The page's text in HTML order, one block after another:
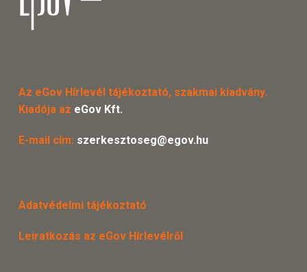
Az eGov Hírlevél tájékoztató, szakmai kiadvány.
Kiadója az eGov Kft.
E-mail cím: szerkesztoseg@egov.hu
Adatvédelmi tájékoztató
Leiratkozás az eGov Hírlevélről